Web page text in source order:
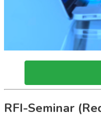
RFI-Seminar